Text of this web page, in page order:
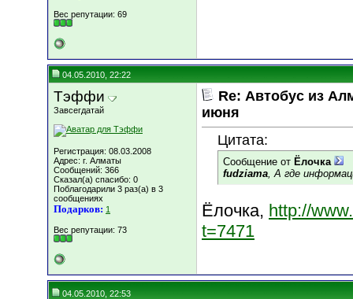
Вес репутации: 69
04.05.2010, 22:22
Тэффи
Завсегдатай
Регистрация: 08.03.2008
Адрес: г. Алматы
Сообщений: 366
Сказал(а) спасибо: 0
Поблагодарили 3 раз(а) в 3
сообщениях
Подарков: 1
Вес репутации: 73
Re: Автобус из
июня
Цитата:
Сообщение от Ёлочка
fudziama, А где
Ёлочка, http://
t=7471
04.05.2010, 22:53